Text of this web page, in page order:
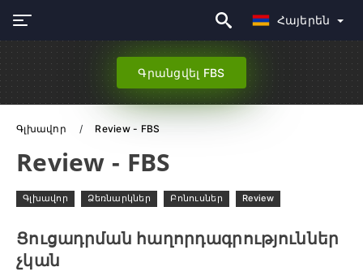
Հայերեն
Գրանցվել FBS
Գլխավոր Review - FBS
Review - FBS
Գլխավոր Ձեռնարկներ Բոնուսներ Review
Ցուցադրման հաղորդագրություններ
չկան